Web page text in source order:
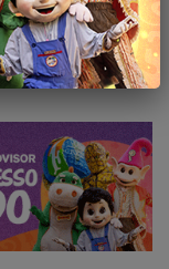
→